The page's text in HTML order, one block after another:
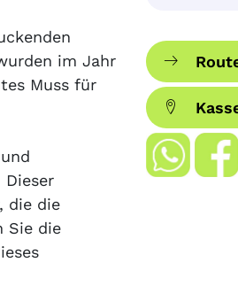
im Jahr
Muss für
die die
Sie die